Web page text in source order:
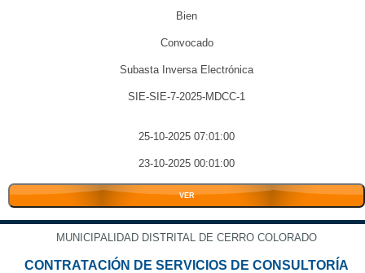
Bien
Convocado
Subasta Inversa Electrónica
SIE-SIE-7-2025-MDCC-1
25-10-2025 07:01:00
23-10-2025 00:01:00
VER
MUNICIPALIDAD DISTRITAL DE CERRO COLORADO
CONTRATACIÓN DE SERVICIOS DE CONSULTORÍA